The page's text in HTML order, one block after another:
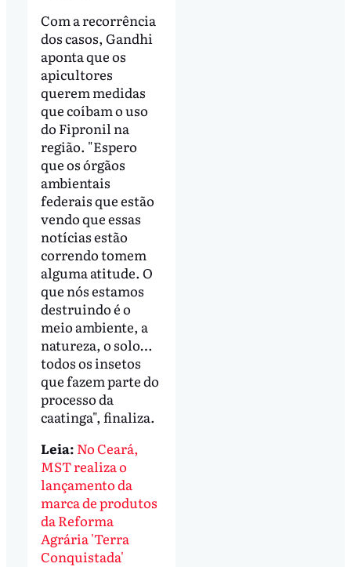
Com a recorrência
dos casos, Gandhi
aponta que os
apicultores
querem medidas
que coíbam o uso
do Fipronil na
região. "Espero
que os órgãos
ambientais
federais que estão
vendo que essas
notícias estão
correndo tomem
alguma atitude. O
que nós estamos
destruindo é o
meio ambiente, a
natureza, o solo…
todos os insetos
que fazem parte do
processo da
caatinga", finaliza.
Leia: No Ceará,
MST realiza o
lançamento da
marca de produtos
da Reforma
Agrária 'Terra
Conquistada'